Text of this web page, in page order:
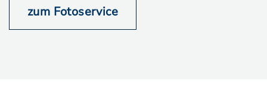
zum Fotoservice